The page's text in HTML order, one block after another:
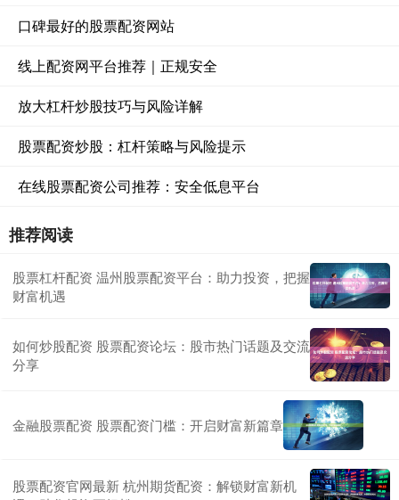
口碑最好的股票配资网站
线上配资网平台推荐｜正规安全
放大杠杆炒股技巧与风险详解
股票配资炒股：杠杆策略与风险提示
在线股票配资公司推荐：安全低息平台
推荐阅读
股票杠杆配资 温州股票配资平台：助力投资，把握
财富机遇
如何炒股配资 股票配资论坛：股市热门话题及交流
分享
金融股票配资 股票配资门槛：开启财富新篇章
股票配资官网最新 杭州期货配资：解锁财富新机